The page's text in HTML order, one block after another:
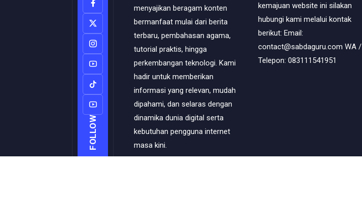
FOLLOW
menyajikan beragam konten
bermanfaat mulai dari berita
terbaru, pembahasan agama,
tutorial praktis, hingga
perkembangan teknologi. Kami
hadir untuk memberikan
informasi yang relevan, mudah
dipahami, dan selaras dengan
dinamika dunia digital serta
kebutuhan pengguna internet
masa kini.
kemajuan website ini silakan
hubungi kami melalui kontak
berikut: Email:
contact@sabdaguru.com WA /
Telepon: 083111541951